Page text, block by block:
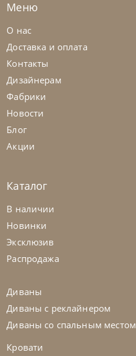
Sedit
Стол обеденный Aliante
Меню
О нас
Доставка и оплата
Контакты
Дизайнерам
Фабрики
Новости
Блог
Акции
Каталог
В наличии
Новинки
Эксклюзив
Распродажа
Диваны
Диваны с реклайнером
Диваны со спальным местом
Кровати